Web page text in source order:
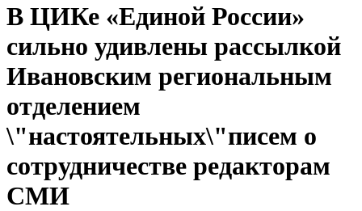
В ЦИКе «Единой России»
сильно удивлены рассылкой
Ивановским региональным
отделением
\"настоятельных\"писем о
сотрудничестве редакторам
СМИ